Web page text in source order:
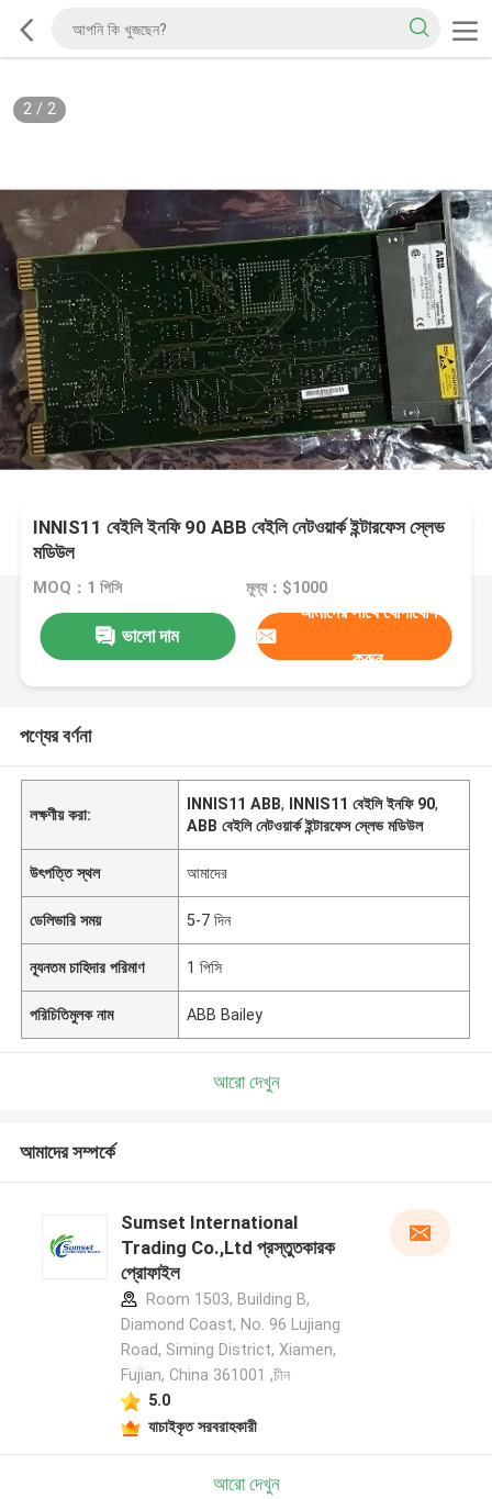
2/ 2
INNIS11 বেইলি ইনফি 90 ABB বেইলি নেটওয়ার্ক ইন্টারফেস স্লেভ
মডিউল
MOQ：1 পিসি মূল্য：$1000
ভালো দাম
আমাদের সাথে যোগাযোগ
করুন
পণ্যের বর্ণনা
লক্ষণীয় করা:
INNIS11 ABB, INNIS11 বেইলি ইনফি 90,
ABB বেইলি নেটওয়ার্ক ইন্টারফেস স্লেভ মডিউল
উৎপত্তি স্থল আমাদের
ডেলিভারি সময় 5-7 দিন
ন্যূনতম চাহিদার পরিমাণ 1 পিসি
পরিচিতিমুলক নাম ABB Bailey
আরো দেখুন
আমাদের সম্পর্কে
Sumset International
Trading Co.,Ltd প্রস্তুতকারক
প্রোফাইল
Room 1503, Building B,
Diamond Coast, No. 96 Lujiang
Road, Siming District, Xiamen,
Fujian, China 361001 ,চীন
5.0
যাচাইকৃত সরবরাহকারী
আরো দেখুন